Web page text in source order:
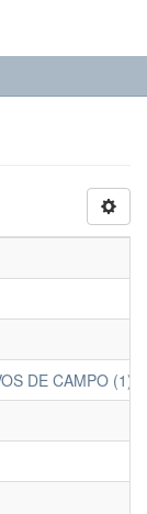
DE CAMPO (1)